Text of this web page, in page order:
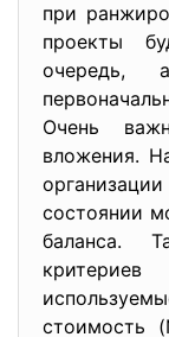
при
проекты
Очень
вложения.
состоянии
баланса.
стоимость